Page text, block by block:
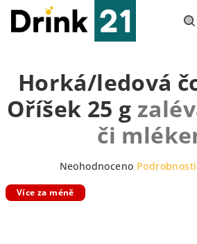
obsah
Horká/ledová
Oříšek 25 g
či
Průměrné
produktu
Neohodnoceno
Více za méně